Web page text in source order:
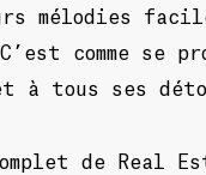
mélodies
comme se
à tous ses
de Real